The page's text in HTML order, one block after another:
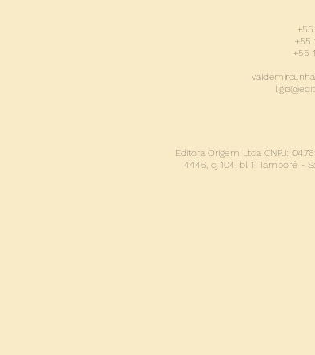
+55
+55
+55
Editora Origem Ltda CNPJ:
4446, cj 104, bl 1, Tamboré -